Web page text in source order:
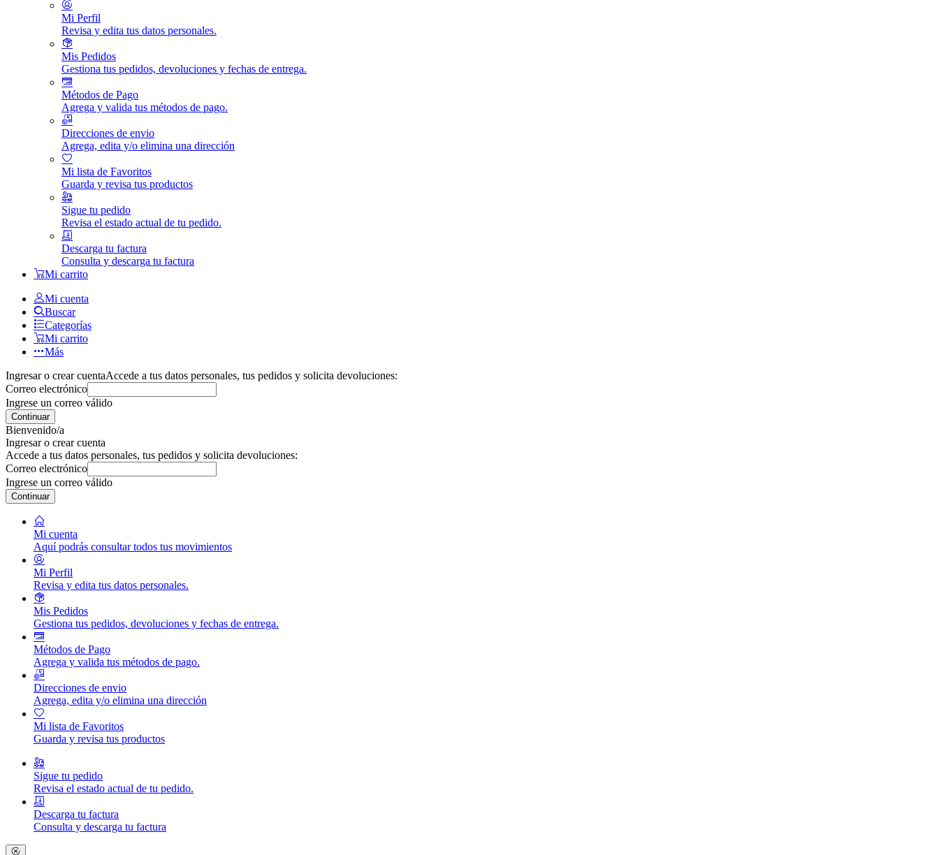
Mi Perfil
Revisa y edita tus datos personales.
Mis Pedidos
Gestiona tus pedidos, devoluciones y fechas de entrega.
Métodos de Pago
Agrega y valida tus métodos de pago.
Direcciones de envio
Agrega, edita y/o elimina una dirección
Mi lista de Favoritos
Guarda y revisa tus productos
Sigue tu pedido
Revisa el estado actual de tu pedido.
Descarga tu factura
Consulta y descarga tu factura
Mi carrito
Mi cuenta
Buscar
Categorías
Mi carrito
Más
Ingresar o crear cuentaAccede a tus datos personales, tus pedidos y solicita devoluciones:
Correo electrónico
Ingrese un correo válido
Continuar
Bienvenido/a
Ingresar o crear cuenta
Accede a tus datos personales, tus pedidos y solicita devoluciones:
Correo electrónico
Ingrese un correo válido
Continuar
Mi cuenta
Aquí podrás consultar todos tus movimientos
Mi Perfil
Revisa y edita tus datos personales.
Mis Pedidos
Gestiona tus pedidos, devoluciones y fechas de entrega.
Métodos de Pago
Agrega y valida tus métodos de pago.
Direcciones de envio
Agrega, edita y/o elimina una dirección
Mi lista de Favoritos
Guarda y revisa tus productos
Sigue tu pedido
Revisa el estado actual de tu pedido.
Descarga tu factura
Consulta y descarga tu factura